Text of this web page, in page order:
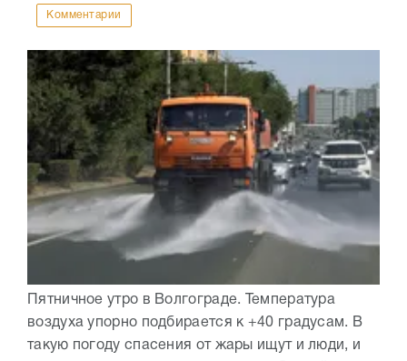
Комментарии
Пятничное утро в Волгограде. Температура
воздуха упорно подбирается к +40 градусам. В
такую погоду спасения от жары ищут и люди, и